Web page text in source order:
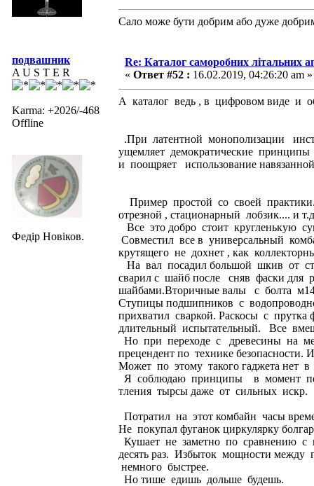
Сало може бути добрим або дуже
подвашник
A U S T E R
Karma: +2026/-468
Offline
Федір Новіков.
Re: Каталог саморобних літальних
« Ответ #52 : 16.02.2019, 04:26:20 am »
А каталог ведь , в цифровом виде и
.При латентной монополизации
ущемляет демократические принципы
и поощряет использование
Пример простой со своей
отрезной , стационарный лобзик.... и
Все это добро стоит кругленькую
Совместил все в универсальный
крутящего не дохнет , как
На вал посадил большой шкив от
сварил с шайб после сняв фаски для
шайбами.Вторичные валы с болта
Ступицы подшипников с
прихватил сваркой. Раскосы с
длительный испытательный. Все
Но при переходе с древесины на
прецендент по технике
Может по этому такого гаджета нет в
Я соблюдаю принципы в момент
тления тырсы даже от сильных искр.
Потратил на этот комбайн часы
Не покупал фуганок циркулярку
Кушает не заметно по сравнению с
десять раз. Избыток мощности между
немного быстрее.
Но тише едишь дольше будешь.